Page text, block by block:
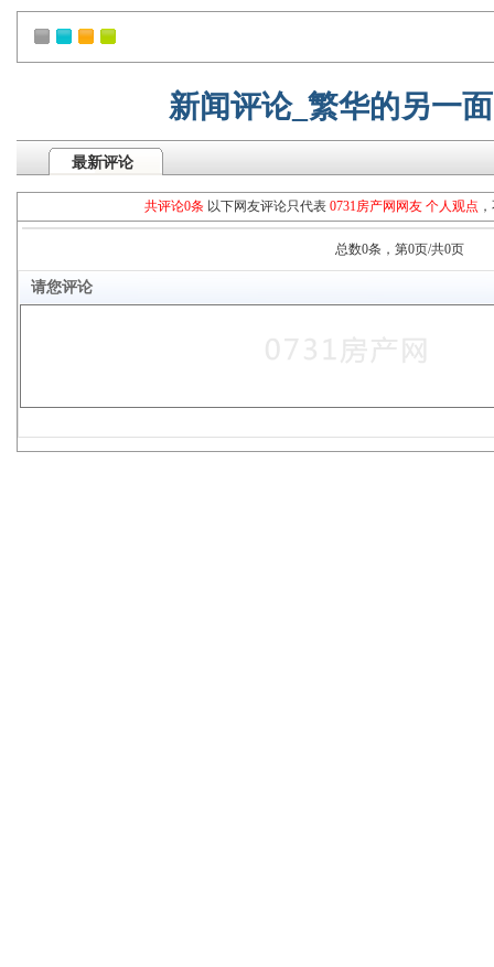
新闻评论_繁华的另一
最新评论
共评论0条 以下网友评论只代表 0731房产网网友 个人观点
总数0条，第0页/共0页
请您评论